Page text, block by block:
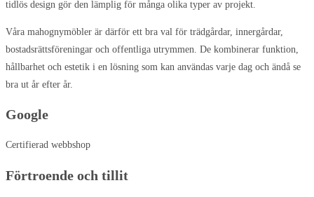
tidlös design gör den lämplig för många olika typer av projekt.
Våra mahognymöbler är därför ett bra val för trädgårdar, innergårdar,
bostadsrättsföreningar och offentliga utrymmen. De kombinerar funktion,
hållbarhet och estetik i en lösning som kan användas varje dag och ändå se
bra ut år efter år.
Google
Certifierad webbshop
Förtroende och tillit